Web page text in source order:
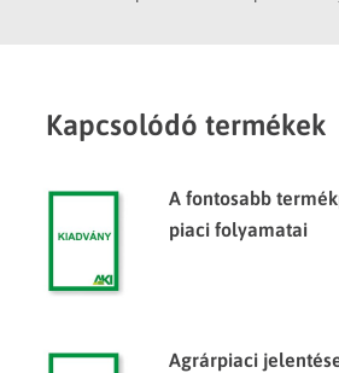
Kapcsolódó termékek
A fontosabb
piaci folyamatai
Agrárpiaci